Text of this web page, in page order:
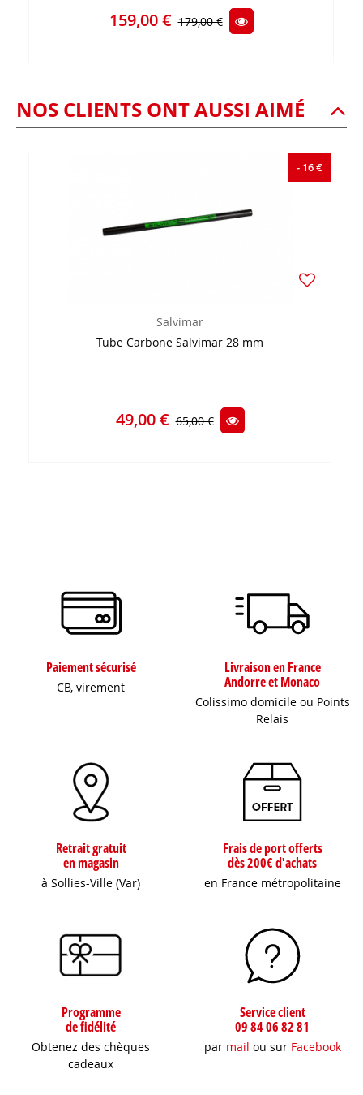
159,00 € 179,00 €
NOS CLIENTS ONT AUSSI AIMÉ
- 16 €
Salvimar
Tube Carbone Salvimar 28 mm
49,00 € 65,00 €
Paiement sécurisé
CB, virement
Livraison en France
Andorre et Monaco
Colissimo domicile ou Points
Relais
Retrait gratuit
en magasin
à Sollies-Ville (Var)
Frais de port offerts
dès 200€ d'achats
en France métropolitaine
Programme
de fidélité
Obtenez des chèques
cadeaux
Service client
09 84 06 82 81
par mail ou sur Facebook